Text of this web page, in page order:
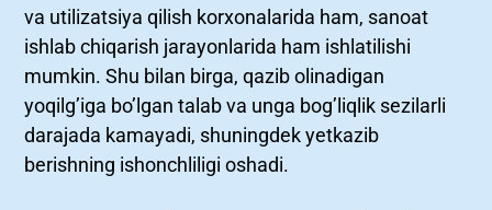
va utilizatsiya qilish korxonalarida ham, sanoat
ishlab chiqarish jarayonlarida ham ishlatilishi
mumkin. Shu bilan birga, qazib olinadigan
yoqilg’iga bo’lgan talab va unga bog’liqlik sezilarli
darajada kamayadi, shuningdek yetkazib
berishning ishonchliligi oshadi.